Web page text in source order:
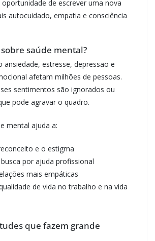
de escrever uma nova
autocuidado, empatia e consciência
saúde mental?
ansiedade, estresse, depressão e
afetam milhões de pessoas.
sentimentos são ignorados ou
pode agravar o quadro.
mental ajuda a:
e o estigma
por ajuda profissional
mais empáticas
de vida no trabalho e na vida
que fazem grande